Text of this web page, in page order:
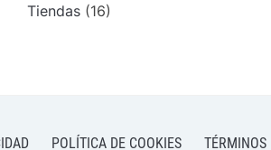
Tiendas(16)
POLÍTICA DE COOKIES TÉRMINOS